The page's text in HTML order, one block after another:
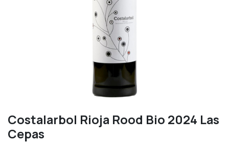
Costalarbol Rioja Rood Bio 2024 Las
Cepas